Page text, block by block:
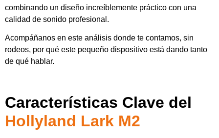
combinando un diseño increíblemente práctico con una
calidad de sonido profesional.
Acompáñanos en este análisis donde te contamos, sin
rodeos, por qué este pequeño dispositivo está dando tanto
de qué hablar.
Características Clave del
Hollyland Lark M2